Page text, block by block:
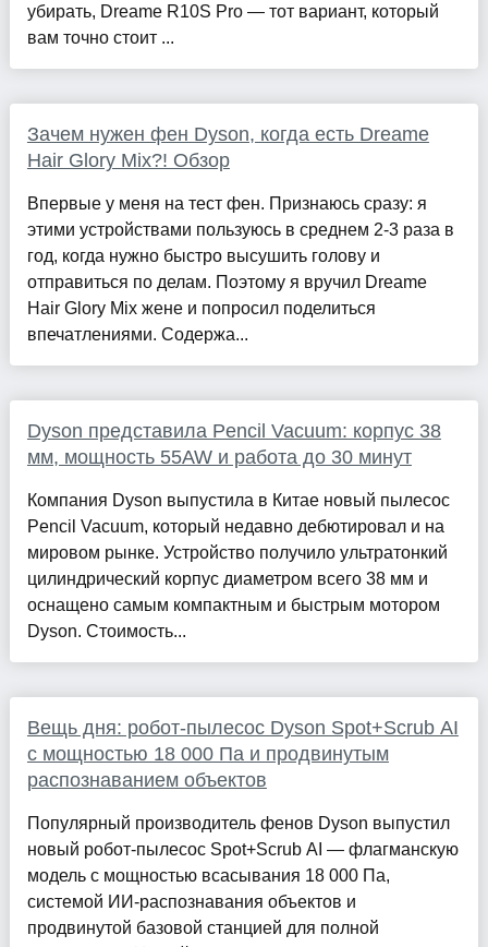
убирать, Dreame R10S Pro — тот вариант, который
вам точно стоит ...
Зачем нужен фен Dyson, когда есть Dreame
Hair Glory Mix?! Обзор
Впервые у меня на тест фен. Признаюсь сразу: я
этими устройствами пользуюсь в среднем 2-3 раза в
год, когда нужно быстро высушить голову и
отправиться по делам. Поэтому я вручил Dreame
Hair Glory Mix жене и попросил поделиться
впечатлениями. Содержа...
Dyson представила Pencil Vacuum: корпус 38
мм, мощность 55AW и работа до 30 минут
Компания Dyson выпустила в Китае новый пылесос
Pencil Vacuum, который недавно дебютировал и на
мировом рынке. Устройство получило ультратонкий
цилиндрический корпус диаметром всего 38 мм и
оснащено самым компактным и быстрым мотором
Dyson. Стоимость...
Вещь дня: робот-пылесос Dyson Spot+Scrub AI
с мощностью 18 000 Па и продвинутым
распознаванием объектов
Популярный производитель фенов Dyson выпустил
новый робот-пылесос Spot+Scrub AI — флагманскую
модель с мощностью всасывания 18 000 Па,
системой ИИ-распознавания объектов и
продвинутой базовой станцией для полной